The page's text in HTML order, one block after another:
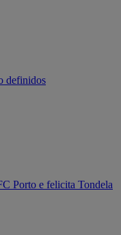
definidos
Porto e felicita Tondela